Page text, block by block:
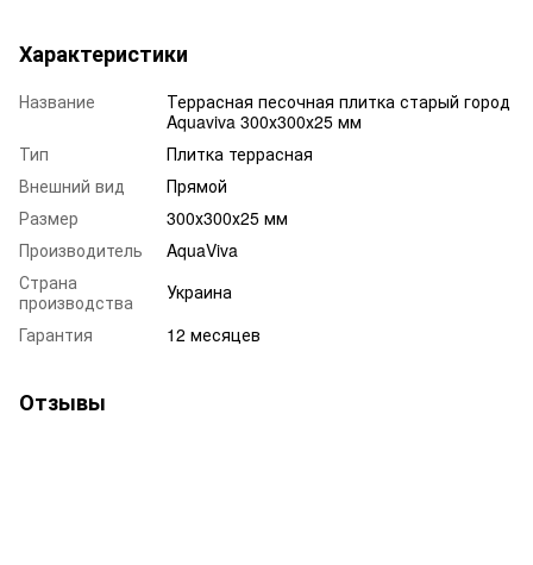
Характеристики
Название
Террасная песочная плитка старый город
Aquaviva 300х300х25 мм
Тип
Плитка террасная
Внешний вид
Прямой
Размер
300х300х25 мм
Производитель
AquaViva
Страна
производства
Украина
Гарантия
12 месяцев
Отзывы